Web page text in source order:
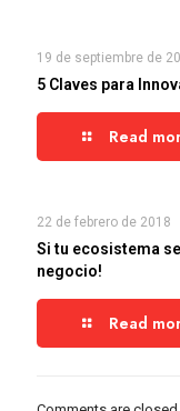
19 de septiembre de
5 Claves para
Read
22 de febrero de 2018
Si tu ecosistema
negocio!
Read